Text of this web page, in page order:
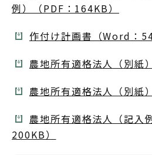
例）（PDF：164KB）
作付け計画書（Word：
農地所有適格法人（別紙
農地所有適格法人（別紙
農地所有適格法人（記入
200KB）